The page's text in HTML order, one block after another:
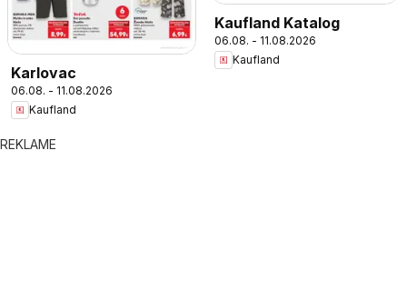
Karlovac
06.08. - 11.08.2026
Kaufland
Kaufland Katalog
06.08. - 11.08.2026
Kaufland
REKLAME